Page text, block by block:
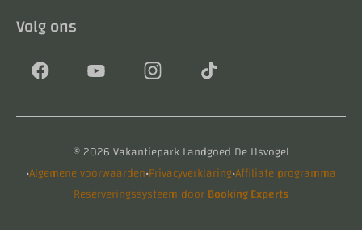
Volg ons
© 2026 Vakantiepark Landgoed De IJsvogel
·Algemene voorwaarden·Privacyverklaring·Affiliate programma
Reserveringssysteem doorBooking Experts